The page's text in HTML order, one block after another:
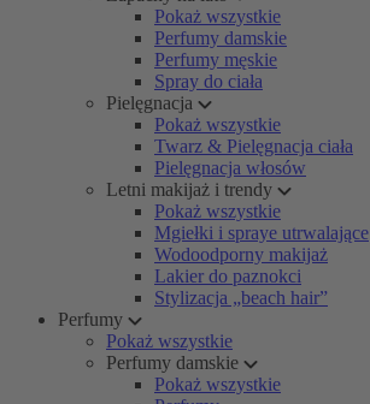
Pokaż wszystkie
Perfumy damskie
Perfumy męskie
Spray do ciała
Pielęgnacja
Pokaż wszystkie
Twarz & Pielęgnacja ciała
Pielęgnacja włosów
Letni makijaż i trendy
Pokaż wszystkie
Mgiełki i spraye utrwalające
Wodoodporny makijaż
Lakier do paznokci
Stylizacja „beach hair”
Perfumy
Pokaż wszystkie
Perfumy damskie
Pokaż wszystkie